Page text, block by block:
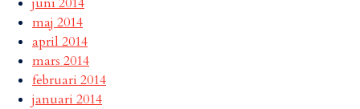
maj 2014
april 2014
mars 2014
februari 2014
januari 2014